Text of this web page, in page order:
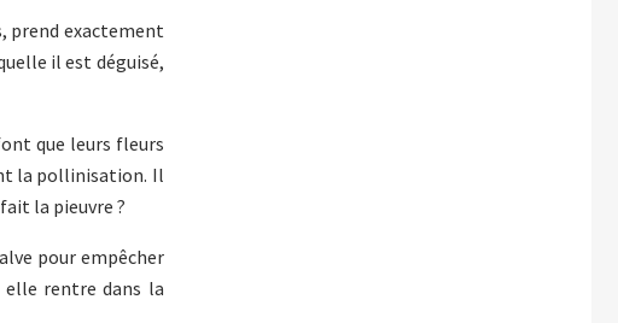
prend exactement
il est déguisé,
que leurs fleurs
la pollinisation. Il
la pieuvre ?
pour empêcher
elle rentre dans la